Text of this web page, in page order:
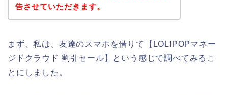
告させていただきます。
まず、私は、友達のスマホを借りて【LOLIPOPマネー
ジドクラウド 割引セール】という感じで調べてみるこ
とにしました。